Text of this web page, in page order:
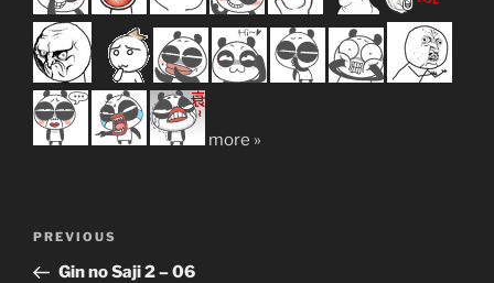
more »
Previous
Post
PREVIOUS
Gin no Saji 2 – 06